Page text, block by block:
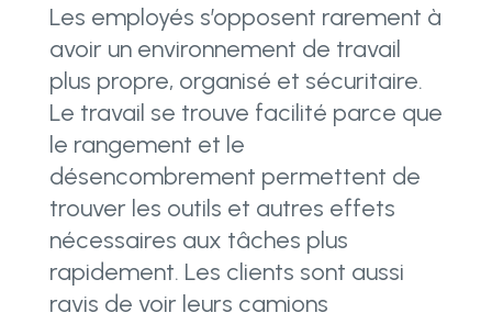
Les employés s’opposent rarement à
avoir un environnement de travail
plus propre, organisé et sécuritaire.
Le travail se trouve facilité parce que
le rangement et le
désencombrement permettent de
trouver les outils et autres effets
nécessaires aux tâches plus
rapidement. Les clients sont aussi
ravis de voir leurs camions